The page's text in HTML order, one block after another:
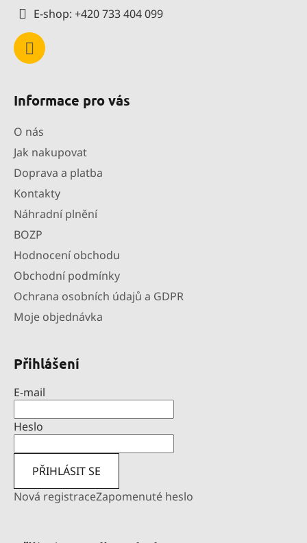
E-shop: +420 733 404 099
Informace pro vás
O nás
Jak nakupovat
Doprava a platba
Kontakty
Náhradní plnění
BOZP
Hodnocení obchodu
Obchodní podmínky
Ochrana osobních údajů a GDPR
Moje objednávka
Přihlášení
E-mail
Heslo
PŘIHLÁSIT SE
Nová registraceZapomenuté heslo